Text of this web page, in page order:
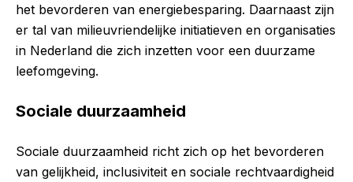
het bevorderen van energiebesparing. Daarnaast zijn
er tal van milieuvriendelijke initiatieven en organisaties
in Nederland die zich inzetten voor een duurzame
leefomgeving.
Sociale duurzaamheid
Sociale duurzaamheid richt zich op het bevorderen
van gelijkheid, inclusiviteit en sociale rechtvaardigheid